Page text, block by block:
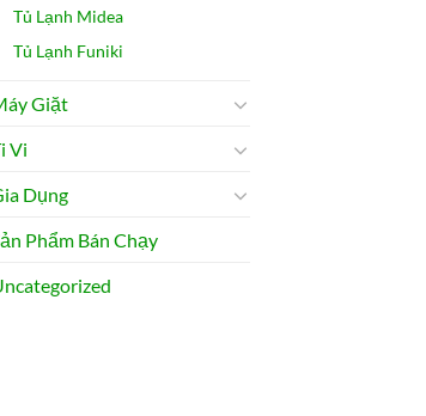
Tủ Lạnh Midea
Tủ Lạnh Funiki
Giặt
Vi
Dụng
Phẩm Bán Chạy